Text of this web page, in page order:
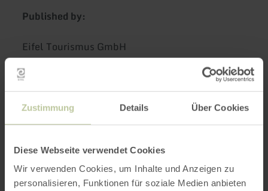
Zustimmung Details Über Cookies
Diese Webseite verwendet Cookies
Wir verwenden Cookies, um Inhalte und Anzeigen zu
personalisieren, Funktionen für soziale Medien anbieten
Published by:
Eifel Tourismus GmbH
Kalvarienbergstr. 1
54595 Prüm
Commercial register: HRB 32284
Register court: Wittlich
Represented by:
Wolfgang Reh